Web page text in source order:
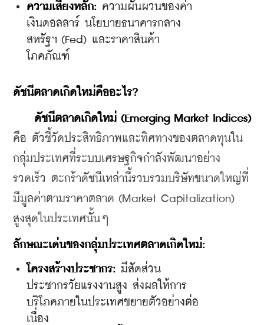
ความเสี่ยงหลัก: ความผันผวนของค่า
เงินดอลลาร์ นโยบายธนาคารกลาง
สหรัฐฯ (Fed) และราคาสินค้า
โภคภัณฑ์
​ดัชนีตลาดเกิดใหม่คืออะไร?
ดัชนีตลาดเกิดใหม่ (Emerging Market Indices)
คือ ตัวชี้วัดประสิทธิภาพและทิศทางของตลาดทุนใน
กลุ่มประเทศที่ระบบเศรษฐกิจกำลังพัฒนาอย่าง
รวดเร็ว ตะกร้าดัชนีเหล่านี้รวบรวมบริษัทขนาดใหญ่ที่
มีมูลค่าตามราคาตลาด (Market Capitalization)
สูงสุดในประเทศนั้นๆ
ลักษณะเด่นของกลุ่มประเทศตลาดเกิดใหม่:
​โครงสร้างประชากร: มีสัดส่วน
ประชากรวัยแรงงานสูง ส่งผลให้การ
บริโภคภายในประเทศขยายตัวอย่างต่อ
เนื่อง